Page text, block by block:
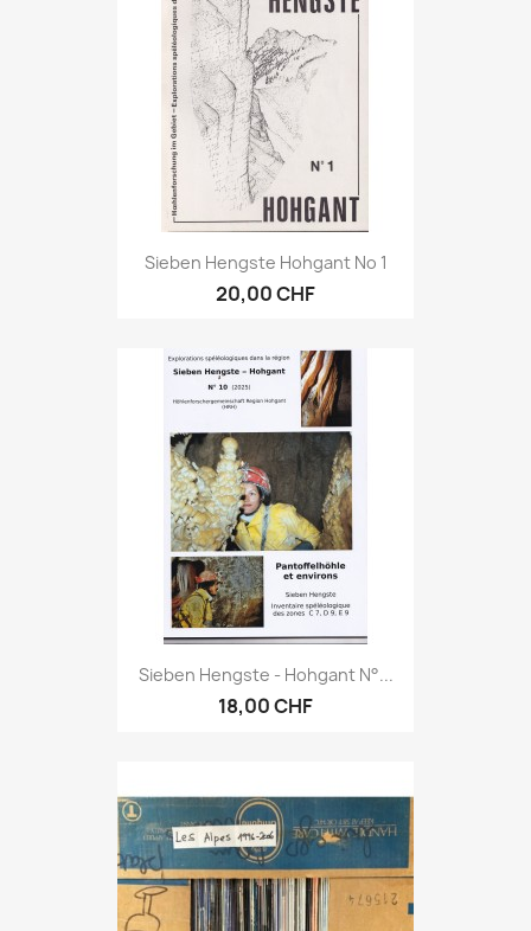
Sieben Hengste Hohgant No 1
20,00 CHF
Sieben Hengste - Hohgant N°...
18,00 CHF